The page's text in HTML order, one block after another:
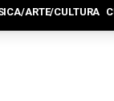
ARTE/CULTURA